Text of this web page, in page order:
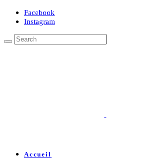
Facebook
Instagram
Accueil